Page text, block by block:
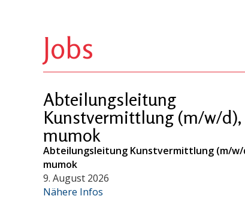
Jobs
Abteilungsleitung
Kunstvermittlung (m/w/d),
mumok
Abteilungsleitung Kunstvermittlung (m/w/
mumok
9. August 2026
Nähere Infos